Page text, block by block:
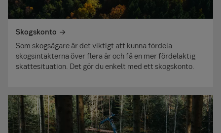
Skogskonto
Som skogsägare är det viktigt att kunna fördela
skogsintäkterna över flera år och få en mer fördelaktig
skattesituation. Det gör du enkelt med ett skogskonto.